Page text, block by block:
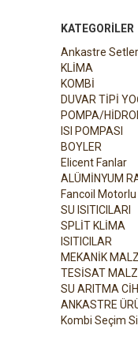
KATEGORILER
Ankastre Setler
KLİMA
KOMBİ
DUVAR TİPİ
POMPA/
ISI POMPASI
BOYLER
Elicent Fanlar
ALÜMİNYUM
Fancoil
SU ISITICILARI
SPLİT KLİMA
ISITICILAR
MEKANİK
TESİSAT
SU ARITMA
ANKASTRE
Kombi Seçim